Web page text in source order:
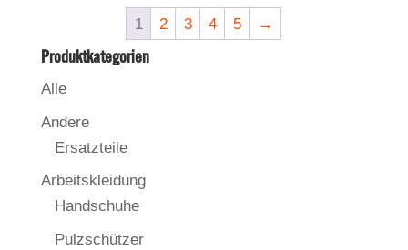
1 2 3 4 5 →
Produktkategorien
Alle
Andere
Ersatzteile
Arbeitskleidung
Handschuhe
Pulzschützer